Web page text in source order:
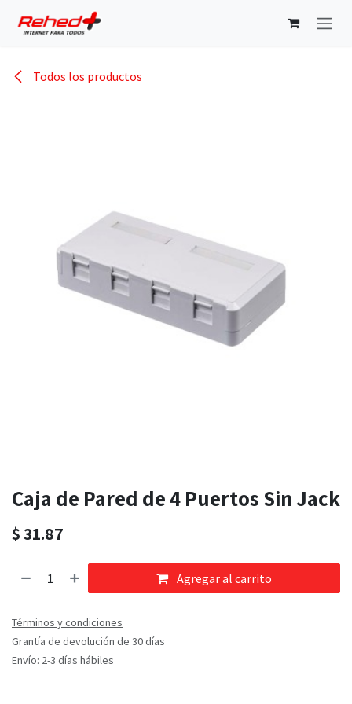
Todos los productos
Caja de Pared de 4 Puertos Sin Jack
$31.87
Agregar al carrito
Términos y condiciones
Grantía de devolución de 30 días
Envío: 2-3 días hábiles